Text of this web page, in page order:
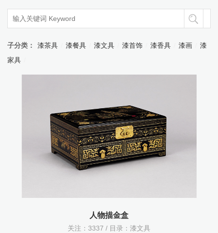
子分类： 漆茶具 漆餐具 漆文具 漆首饰 漆香具 漆画
漆
家具
人物描金盒
关注： 3337 / 目录： 漆文具